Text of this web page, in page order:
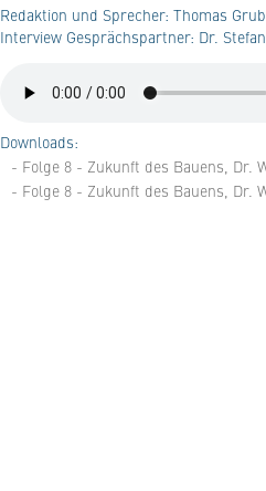
Redaktion und Sprecher: Thomas
Interview Gesprächspartner: Dr.
Downloads:
- Folge 8 - Zukunft des Bauens, Dr.
- Folge 8 - Zukunft des Bauens, Dr.